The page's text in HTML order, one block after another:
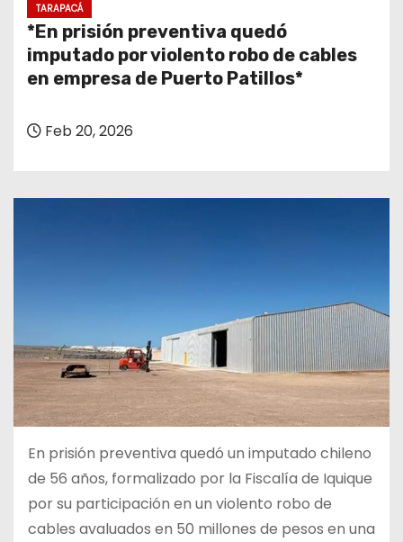
TARAPACÁ
*En prisión preventiva quedó
imputado por violento robo de cables
en empresa de Puerto Patillos*
Feb 20, 2026
En prisión preventiva quedó un imputado chileno
de 56 años, formalizado por la Fiscalía de Iquique
por su participación en un violento robo de
cables avaluados en 50 millones de pesos en una